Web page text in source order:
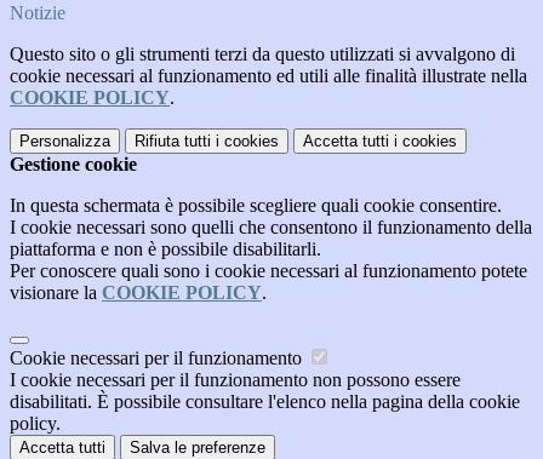
Notizie
Questo sito o gli strumenti terzi da questo utilizzati si avvalgono di
cookie necessari al funzionamento ed utili alle finalità illustrate nella
COOKIE POLICY.
Personalizza Rifiuta tutti i cookies Accetta tutti i cookies
Gestione cookie
In questa schermata è possibile scegliere quali cookie consentire.
I cookie necessari sono quelli che consentono il funzionamento della
piattaforma e non è possibile disabilitarli.
Per conoscere quali sono i cookie necessari al funzionamento potete
visionare la COOKIE POLICY.
Cookie necessari per il funzionamento
I cookie necessari per il funzionamento non possono essere
disabilitati. È possibile consultare l'elenco nella pagina della cookie
policy.
Accetta tutti Salva le preferenze